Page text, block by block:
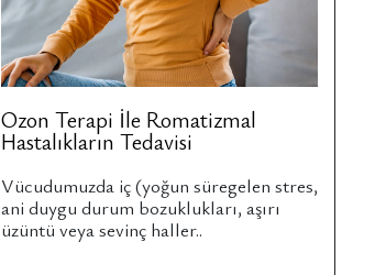
Ozon Terapi İle Romatizmal
Hastalıkların Tedavisi
Vücudumuzda iç (yoğun süregelen stres,
ani duygu durum bozuklukları, aşırı
üzüntü veya sevinç haller..